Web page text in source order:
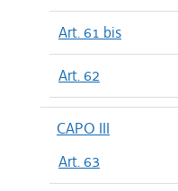
Art. 61 bis
Art. 62
CAPO III
Art. 63